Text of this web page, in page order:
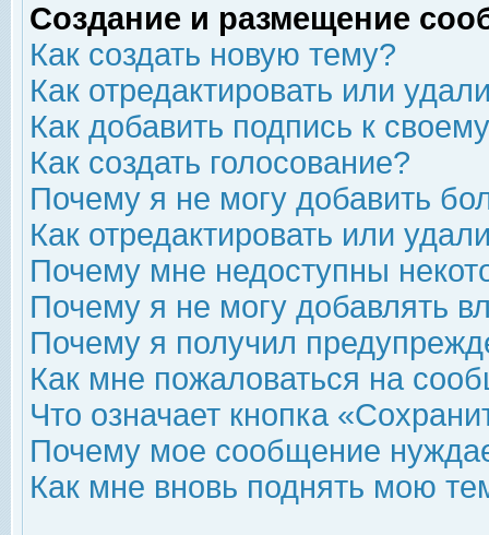
Создание и размещение
Как создать новую тему?
Как отредактировать или
Как добавить подпись к
Как создать голосование?
Почему я не могу добавить
Как отредактировать или
Почему мне недоступны
Почему я не могу добавлять
Почему я получил
Как мне пожаловаться на
Что означает кнопка
Почему мое сообщение
Как мне вновь поднять мою